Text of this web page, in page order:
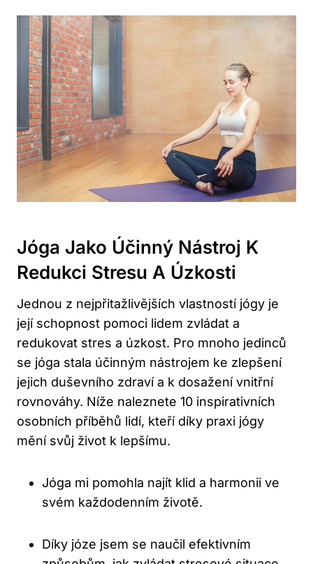
Jóga Jako Účinný Nástroj K
Redukci Stresu A Úzkosti
Jednou z nejpřitažlivějších vlastností jógy je
její schopnost pomoci lidem zvládat a
redukovat stres a úzkost. Pro mnoho jedinců
se jóga stala účinným nástrojem ke zlepšení
jejich duševního zdraví a k dosažení vnitřní
rovnováhy. Níže naleznete 10 inspirativních
osobních příběhů lidí, kteří díky praxi jógy
mění svůj život k lepšímu.
Jóga mi pomohla najít klid a harmonii ve
svém každodenním životě.
Díky józe jsem se naučil efektivním